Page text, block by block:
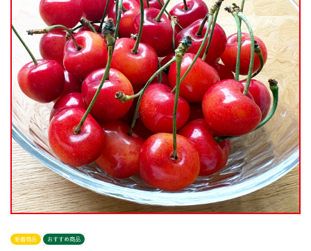
新着商品 おすすめ商品